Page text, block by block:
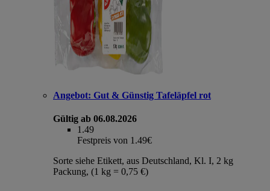
Angebot: Gut & Günstig Tafeläpfel rot
Gültig ab 06.08.2026
1.49
Festpreis von 1.49€
Sorte siehe Etikett, aus Deutschland, Kl. I, 2 kg
Packung, (1 kg = 0,75 €)